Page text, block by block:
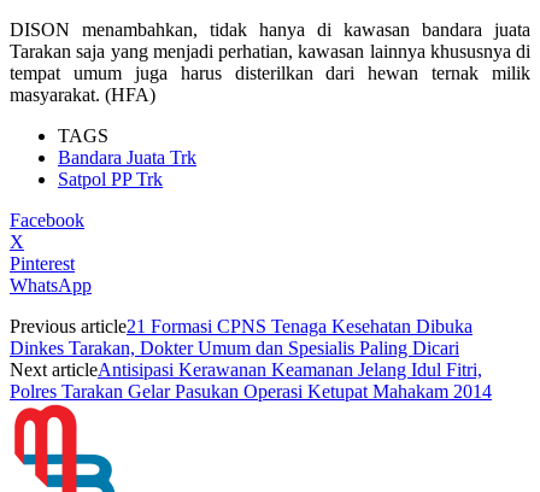
DISON menambahkan, tidak hanya di kawasan bandara juata
Tarakan saja yang menjadi perhatian, kawasan lainnya khususnya di
tempat umum juga harus disterilkan dari hewan ternak milik
masyarakat. (HFA)
TAGS
Bandara Juata Trk
Satpol PP Trk
Facebook
X
Pinterest
WhatsApp
Previous article21 Formasi CPNS Tenaga Kesehatan Dibuka
Dinkes Tarakan, Dokter Umum dan Spesialis Paling Dicari
Next articleAntisipasi Kerawanan Keamanan Jelang Idul Fitri,
Polres Tarakan Gelar Pasukan Operasi Ketupat Mahakam 2014